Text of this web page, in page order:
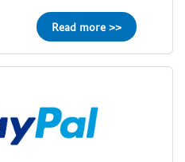
Read more >>